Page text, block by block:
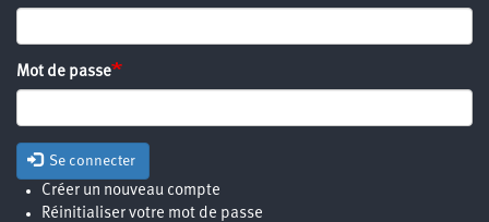
Mot de passe
Se connecter
Créer un nouveau compte
Réinitialiser votre mot de passe